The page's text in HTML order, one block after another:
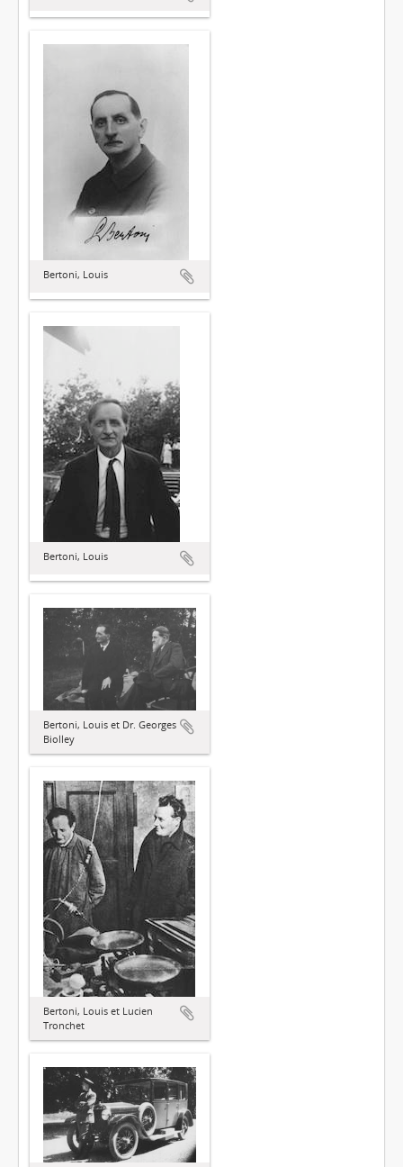
Bertoni, Louis
Bertoni, Louis
Bertoni, Louis et Dr. Georges
Biolley
Bertoni, Louis et Lucien
Tronchet